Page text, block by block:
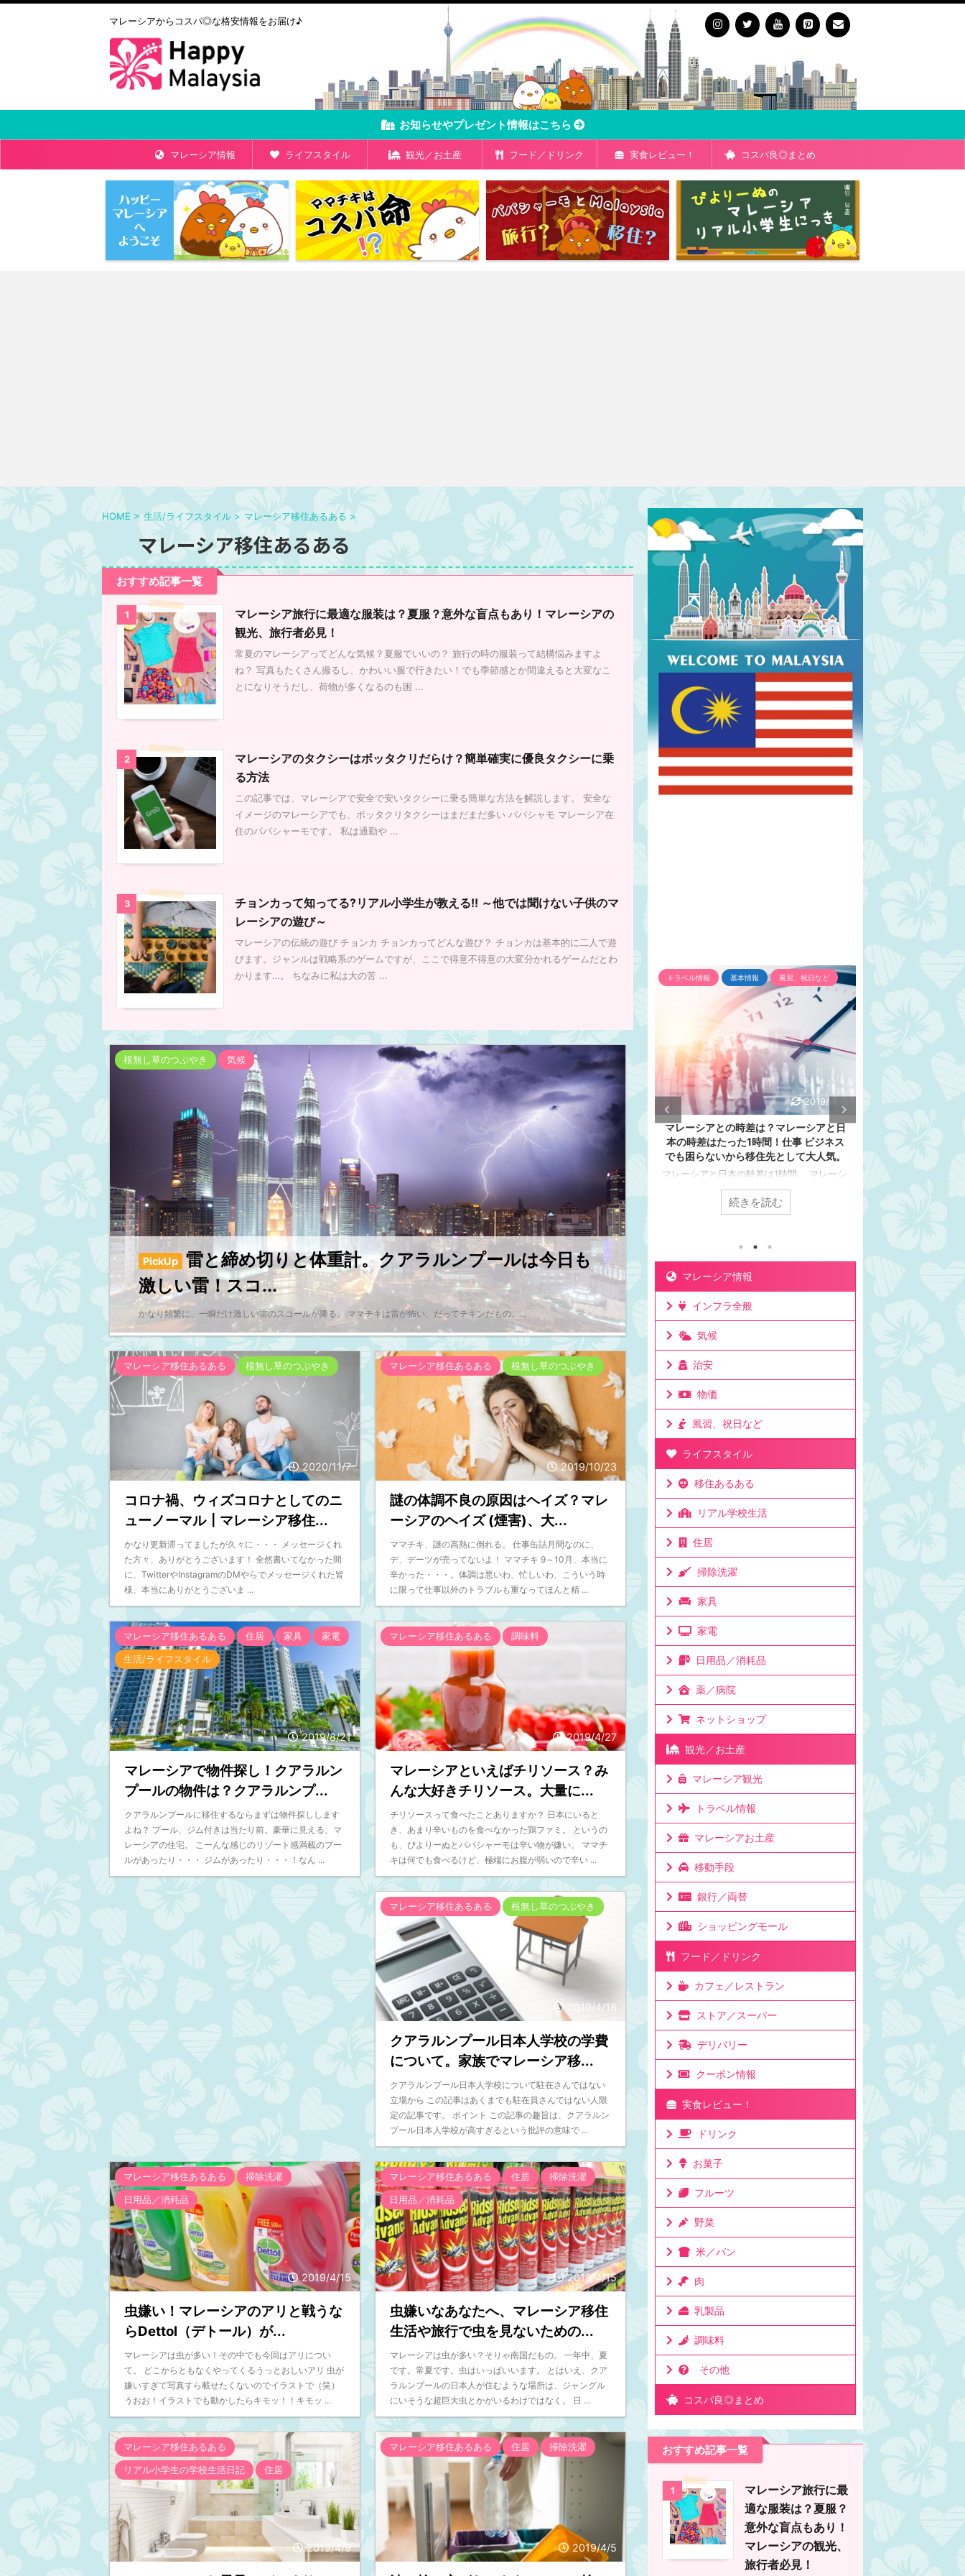
マレーシアからコスパ◎な格安情報をお届け♪
お知らせやプレゼント情報はこちら
マレーシア情報 ライフスタイル 観光／お土産 フード／ドリンク 実食レビュー！ コスパ良◎まとめ
HOME > 生活/ライフスタイル > マレーシア移住あるある >
マレーシア移住あるある
おすすめ記事一覧
1
マレーシア旅行に最適な服装は？夏服？意外な盲点もあり！マレーシアの
観光、旅行者必見！
常夏のマレーシアってどんな気候？夏服でいいの？ 旅行の時の服装って結構悩みますよ
ね？ 写真もたくさん撮るし、かわいい服で行きたい！でも季節感とか間違えると大変なこ
とになりそうだし、荷物が多くなるのも困 ...
2
マレーシアのタクシーはボッタクリだらけ？簡単確実に優良タクシーに乗
る方法
この記事では、マレーシアで安全で安いタクシーに乗る簡単な方法を解説します。 安全な
イメージのマレーシアでも、ボッタクリタクシーはまだまだ多い パパシャモ マレーシア在
住のパパシャーモです。 私は通勤や ...
3
チョンカって知ってる?リアル小学生が教える!! ～他では聞けない子供のマ
レーシアの遊び～
マレーシアの伝統の遊び チョンカ チョンカってどんな遊び？ チョンカは基本的に二人で遊
びます。ジャンルは戦略系のゲームですが、ここで得意不得意の大変分かれるゲームだとわ
かります…。 ちなみに私は大の苦 ...
根無し草のつぶやき 気候
PickUp
雷と締め切りと体重計。クアラルンプールは今日も
激しい雷！スコ...
かなり頻繁に、一瞬だけ激しい雷のスコールが降る。 ママチキは雷が怖い、だってチキンだもの。…
2020/11/7
マレーシア移住あるある 根無し草のつぶやき
コロナ禍、ウィズコロナとしてのニ
ューノーマル┃マレーシア移住...
かなり更新滞ってましたが久々に・・・ メッセージくれ
た方々、ありがとうございます！ 全然書いてなかった間
に、TwitterやInstagramのDMやらでメッセージくれた皆
様、本当にありがとうございま ...
2019/10/23
マレーシア移住あるある 根無し草のつぶやき
謎の体調不良の原因はヘイズ？マレ
ーシアのヘイズ (煙害)、大...
ママチキ、謎の高熱に倒れる。 仕事缶詰月間なのに、
デ、デーツが売ってないよ！ ママチキ 9～10月、本当に
辛かった・・・。体調は悪いわ、忙しいわ、こういう時
に限って仕事以外のトラブルも重なってほんと精 ...
2019/8/21
マレーシア移住あるある 住居 家具
家電
生活/ライフスタイル
マレーシアで物件探し！クアラルン
プールの物件は？クアラルンプ...
クアラルンプールに移住するならまずは物件探しします
よね？ プール、ジム付きは当たり前。豪華に見える、マ
レーシアの住宅。 こーんな感じのリゾート感満載のプー
ルがあったり・・・ ジムがあったり・・・！なん ...
2019/4/27
マレーシア移住あるある 調味料
マレーシアといえばチリソース？み
んな大好きチリソース。大量に...
チリソースって食べたことありますか？ 日本にいると
き、あまり辛いものを食べなかった鶏ファミ。 というの
も、ぴよりーぬとパパシャーモは辛い物が嫌い。 ママチ
キは何でも食べるけど、極端にお腹が弱いので辛い ...
2019/4/18
マレーシア移住あるある 根無し草のつぶやき
クアラルンプール日本人学校の学費
について。家族でマレーシア移...
クアラルンプール日本人学校について駐在さんではない
立場から この記事はあくまでも駐在員さんではない人限
定の記事です。 ポイント この記事の趣旨は、クアラルン
プール日本人学校が高すぎるという批評の意味で ...
2019/4/15
マレーシア移住あるある
掃除洗濯
日用品／消耗品
虫嫌い！マレーシアのアリと戦うな
らDettol（デトール）が...
マレーシアは虫が多い！その中でも今回はアリについ
て。 どこからともなくやってくるうっとおしいアリ 虫が
嫌いすぎて写真すら載せたくないのでイラストで（笑）
うおお！イラストでも動かしたらキモッ！！キモッ ...
2019/4/15
マレーシア移住あるある 住居
掃除洗濯
日用品／消耗品
虫嫌いなあなたへ、マレーシア移住
生活や旅行で虫を見ないための...
マレーシアは虫が多い？そりゃ南国だもの。 一年中、夏
です。常夏です。虫はいっぱいいます。 とはいえ、クア
ラルンプールの日本人が住むような場所は、ジャングル
にいそうな超巨大虫とかがいるわけではなく。 日 ...
2019/4/9
マレーシア移住あるある
リアル小学生の学校生活日記
住居
2019/4/5
マレーシア移住あるある 住居 掃除洗濯
インフラ トラベル情報 電圧
2019/4/4
変圧器は？コンセントは？変換プラグ
は？マレーシアの電圧は日本と違いま
す。マレーシアの観光、旅行者必見！
マレーシアでもスマホを充電したいな～と思
いますよね？ そのままでは充電できませ
ん。 ぴよりーぬ ママチキーーーー！ゲーム
充電しようと思ったんだけど、差し込めない
よぉ、ささらない！コンセントの形がちが
う！ ギャーなんてことしようとしてるの、
危ないでしょーー！後でやるからちょっと待
ちなさいって言ったでしょ。 激辛チキン
ドーン！ な、何の音？今ドーンって。 マ
マチキ パパシャモ
・・・・・・・・・・・・・・・・・ごめん
コンセント爆発したわ。ドーンていった。
ギャー！パパシャーモの部 ...
続きを読む
トラベル情報
2019/4/4
マレーシアの通貨はリンギット！為替情
報や両替についても！マレーシアの観
光、旅行者必見！
マレーシアの通貨はリンギット お札の種類
は6種類！（リンギット） 1RM(リンギッ
ト)・・・・約 27円 5RM(リンギッ
ト)・・・・約 135円 10RM(リンギッ
ト)・・・・約 270円 20RM(リンギッ
ト)・・・・約 540円 50RM(リンギッ
ト)・・・・約 1350円 100RM(リンギッ
ト)・・・・約 2700円 ※旧札と現行のお札が
混ざっているので6種類にみえませんが、単
位としては6種類です。 ※上記は1RM27円で
計算しています。 硬貨の種類は4種類！（セ
ン） 5￠(セン)・・・・約 1 ...
続きを読む
基本情報 風習、祝日など
2019/4/18
マレーシアとの時差は？マレーシアと日
本の時差はたった1時間！仕事 ビジネス
でも困らないから移住先として大人気。
マレーシアと日本の時差は1時間。 マレーシ
アの方が日本より1時間遅い マレーシアと日
本の時差って意外と知られてないんですよ
ね。 日本とマレーシアの時差は1時間です。
マレーシアの方が日本より1時間遅いです。
日本が朝7時の時、マレーシアは朝6時。朝6
時はまだ真っ暗です。 ママチキ ママチキは
お弁当を作るために、マレー時間で朝5時半
には起きてますが、まだ夜中！という暗さで
す。 日本からクアラルンプールまで飛行機
で7時間かかるけど時差は1時間。 日本から
クアラルンプールまで飛行機で7時間程度か
かります。 とて ...
インフラ トラベル情報
変圧器は？コンセントは？変換プ
は？マレーシアの電圧は日本と違
す。マレーシアの観光、旅行者必
マレーシアでもスマホを充電したいな
いますよね？ そのままでは充電できま
ん。 ぴよりーぬ ママチキーーーー！ゲ
充電しようと思ったんだけど、差し込
よぉ、ささらない！コンセントの形が
う！ ギャーなんてことしようとしてる
危ないでしょーー！後でやるからちょ
ちなさいって言ったでしょ。 激辛チキ
ドーン！ な、何の音？今ドーンって。
・・・・・・・・・・・・・・・・・
コンセント爆発したわ。ドーンていっ
ギャー！パパシャーモの部 ...
続きを読む
マレーシア情報
インフラ全般
気候
治安
物価
風習、祝日など
ライフスタイル
移住あるある
リアル学校生活
住居
掃除洗濯
家具
家電
日用品／消耗品
薬／病院
ネットショップ
観光／お土産
マレーシア観光
トラベル情報
マレーシアお土産
移動手段
銀行／両替
ショッピングモール
フード／ドリンク
カフェ／レストラン
ストア／スーパー
デリバリー
クーポン情報
実食レビュー！
ドリンク
お菓子
フルーツ
野菜
米／パン
肉
乳製品
調味料
その他
コスパ良◎まとめ
おすすめ記事一覧
1
マレーシア旅行に最
適な服装は？夏服？
意外な盲点もあり！
マレーシアの観光、
旅行者必見！